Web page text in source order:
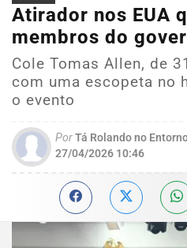
Atirador nos EUA
membros do
Cole Tomas Allen, de
com uma escopeta no
o evento
PorTá Rolando no
27/04/2026 10:46